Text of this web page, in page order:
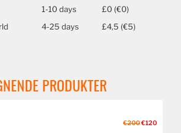
1-10 days
£0 (€0)
4-25 days £4,5 (€5)
PRODUKTER
€200€120